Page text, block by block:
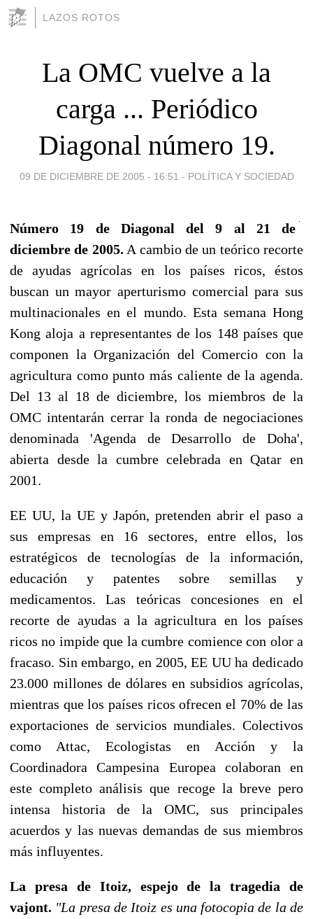
LAZOS ROTOS
La OMC vuelve a la
carga ... Periódico
Diagonal número 19.
09 DE DICIEMBRE DE 2005 - 16:51 - POLÍTICA Y SOCIEDAD
Número 19 de Diagonal del 9 al 21 de
diciembre de 2005. A cambio de un teórico recorte
de ayudas agrícolas en los países ricos, éstos
buscan un mayor aperturismo comercial para sus
multinacionales en el mundo. Esta semana Hong
Kong aloja a representantes de los 148 países que
componen la Organización del Comercio con la
agricultura como punto más caliente de la agenda.
Del 13 al 18 de diciembre, los miembros de la
OMC intentarán cerrar la ronda de negociaciones
denominada 'Agenda de Desarrollo de Doha',
abierta desde la cumbre celebrada en Qatar en
2001.
EE UU, la UE y Japón, pretenden abrir el paso a
sus empresas en 16 sectores, entre ellos, los
estratégicos de tecnologías de la información,
educación y patentes sobre semillas y
medicamentos. Las teóricas concesiones en el
recorte de ayudas a la agricultura en los países
ricos no impide que la cumbre comience con olor a
fracaso. Sin embargo, en 2005, EE UU ha dedicado
23.000 millones de dólares en subsidios agrícolas,
mientras que los países ricos ofrecen el 70% de las
exportaciones de servicios mundiales. Colectivos
como Attac, Ecologistas en Acción y la
Coordinadora Campesina Europea colaboran en
este completo análisis que recoge la breve pero
intensa historia de la OMC, sus principales
acuerdos y las nuevas demandas de sus miembros
más influyentes.
La presa de Itoiz, espejo de la tragedia de
vajont. "La presa de Itoiz es una fotocopia de la de